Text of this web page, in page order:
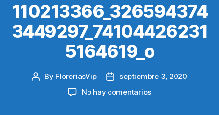
110213366_326594374
3449297_74104426231
5164619_o
Post
By FloreriasVip
Postseptiembre 3, 2020
No hay comentariosen